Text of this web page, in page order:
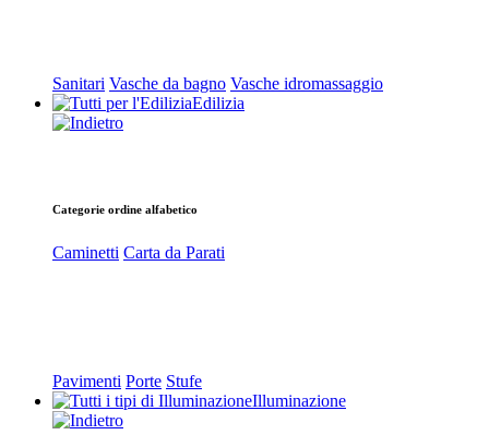
Sanitari Vasche da bagno Vasche idromassaggio
Edilizia
Categorie ordine alfabetico
Caminetti Carta da Parati
Pavimenti Porte Stufe
Illuminazione